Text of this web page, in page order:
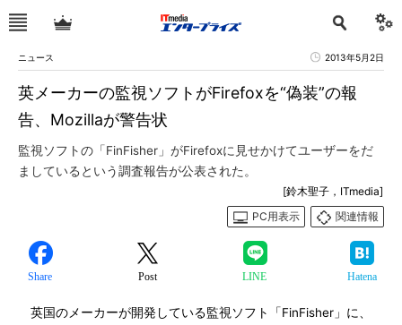
ニュース 2013年5月2日
英メーカーの監視ソフトがFirefoxを“偽装”の報
告、Mozillaが警告状
監視ソフトの「FinFisher」がFirefoxに見せかけてユーザーをだ
ましているという調査報告が公表された。
[鈴木聖子，ITmedia]
PC用表示
関連情報
Share Post LINE Hatena
英国のメーカーが開発している監視ソフト「FinFisher」に、